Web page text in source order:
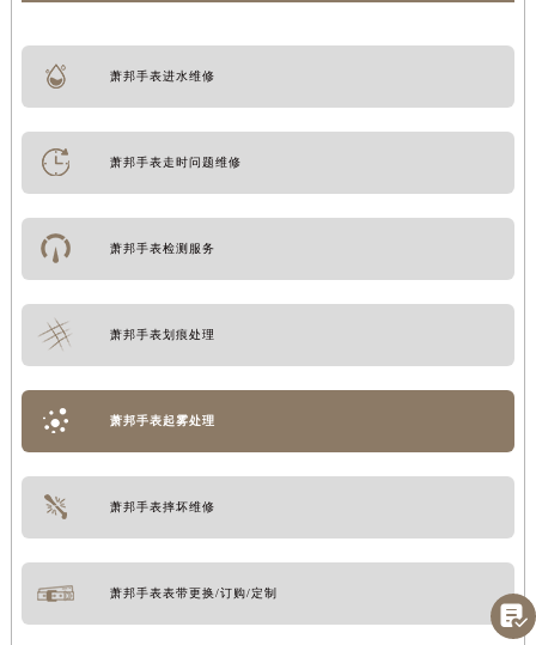
萧邦手表进水维修
萧邦手表走时问题维修
萧邦手表检测服务
萧邦手表划痕处理
萧邦手表起雾处理
萧邦手表摔坏维修
萧邦手表表带更换/订购/定制
